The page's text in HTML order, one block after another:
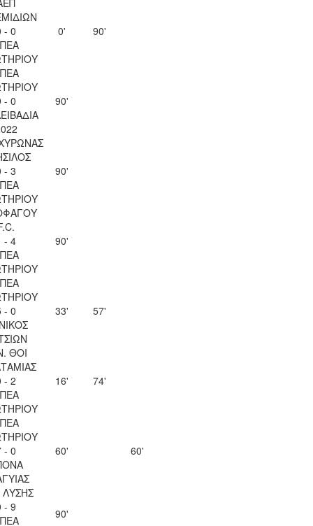
- 0
0' 90'
- 0
90'
- 3
90'
- 4
90'
- 0
33' 57'
ΘΟΙ
- 2
16' 74'
- 0
60' 60'
ΛΥΣΗΣ
- 9
90'